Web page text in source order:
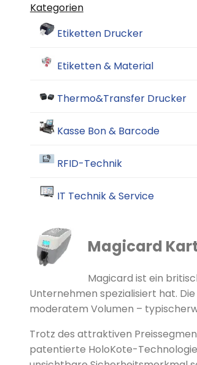
Kategorien
Etiketten Drucker
Etiketten & Material
Thermo&Transfer Drucker
Kasse Bon & Barcode
RFID-Technik
IT Technik & Service
Magicard
Magicard ist ein
Unternehmen spezialisiert hat.
moderatem Volumen –
Trotz des attraktiven
patentierte HoloKote-